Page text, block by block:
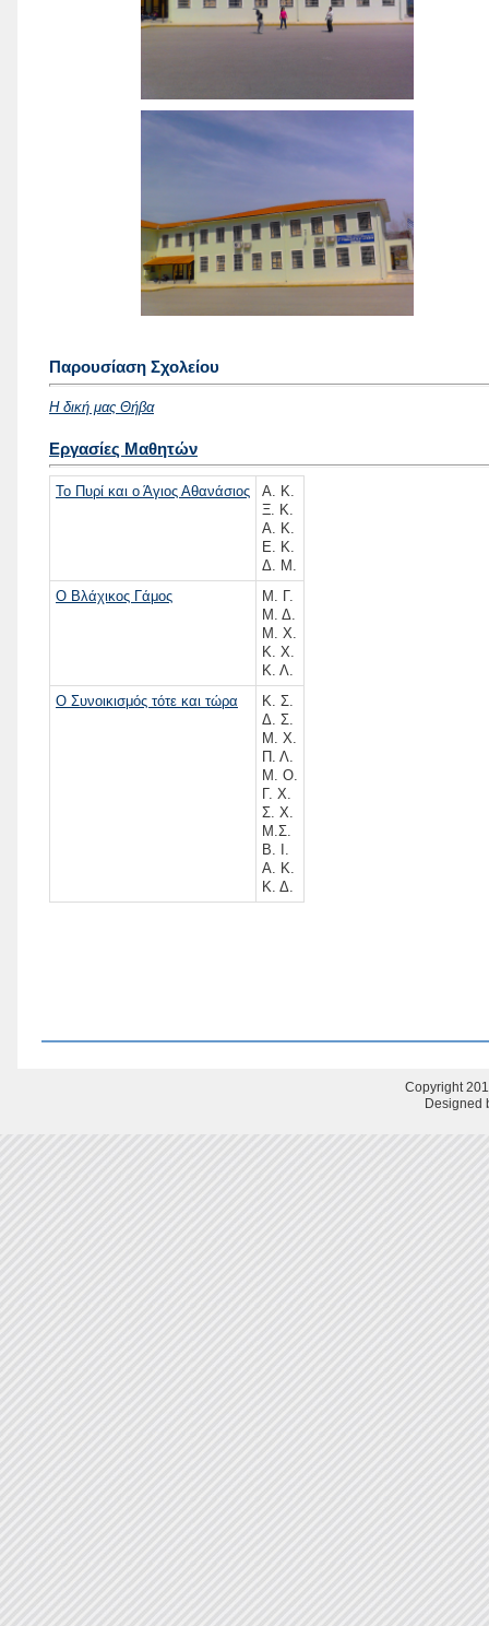
Παρουσίαση Σχολείου
Η δική μας Θήβα
Εργασίες Μαθητών
Το Πυρί και ο Άγιος Αθανάσιος
Α. Κ.
Ξ. Κ.
Α. Κ.
Ε. Κ.
Δ. Μ.
Ο Βλάχικος Γάμος
Μ. Γ.
Μ. Δ.
Μ. Χ.
Κ. Χ.
Κ. Λ.
Ο Συνοικισμός τότε και τώρα
Κ. Σ.
Δ. Σ.
Μ. Χ.
Π. Λ.
Μ. Ο.
Γ. Χ.
Σ. Χ.
Μ.Σ.
Β. Ι.
Α. Κ.
Κ. Δ.
Copyright
Designed